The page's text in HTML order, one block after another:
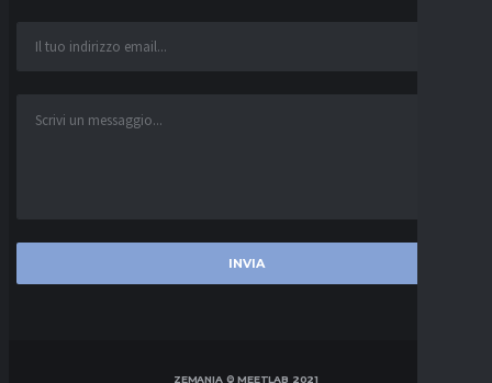
ZEMANIA © MEETLAB 2021